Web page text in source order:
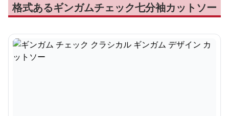
格式あるギンガムチェック七分袖カットソー